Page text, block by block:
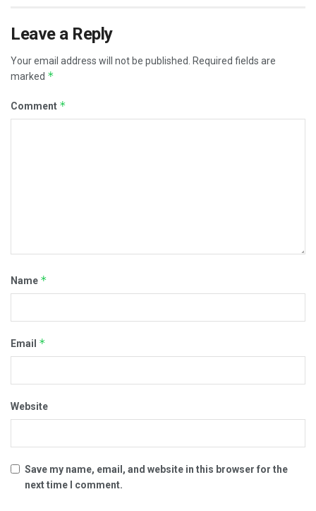
Leave a Reply
Your email address will not be published. Required fields are
marked *
Comment *
Name *
Email *
Website
Save my name, email, and website in this browser for the
next time I comment.